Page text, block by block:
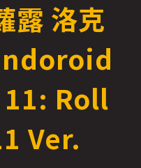
露 洛克
Roll
Ver.